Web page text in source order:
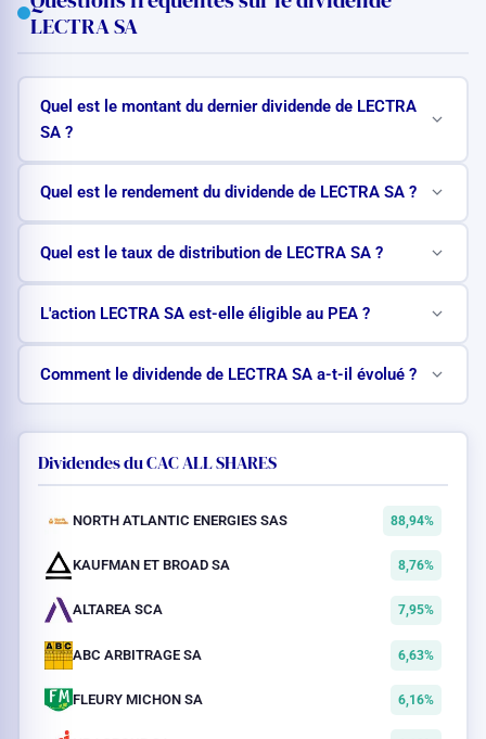
Dividendes du CAC ALL SHARES
NORTH ATLANTIC ENERGIES SAS 88,94%
KAUFMAN ET BROAD SA 8,76%
ALTAREA SCA 7,95%
ABC ARBITRAGE SA 6,63%
FLEURY MICHON SA 6,16%
LECTRA SA
Quel est le montant du dernier dividende de LECTRA
SA ?
Quel est le rendement du dividende de LECTRA SA ?
Quel est le taux de distribution de LECTRA SA ?
L'action LECTRA SA est-elle éligible au PEA ?
Comment le dividende de LECTRA SA a-t-il évolué ?